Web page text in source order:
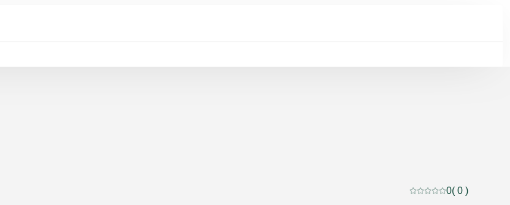
Current rating: 0 out of
0( 0 )